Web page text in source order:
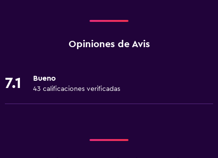
Opiniones de Avis
7.1 Bueno
43 calificaciones verificadas